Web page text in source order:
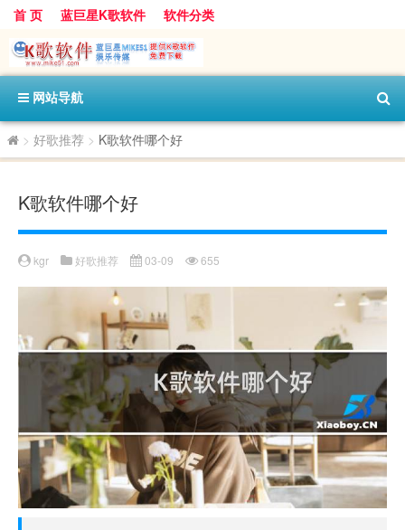
首 页 蓝巨星K歌软件 软件分类
网站导航
> 好歌推荐 > K歌软件哪个好
K歌软件哪个好
kgr 好歌推荐 03-09 655